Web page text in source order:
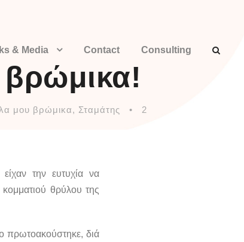
& Media Contact Consulting
μου βρώμικα, Σταμάτης • 2
την ευτυχία να
θρύλου της
πρωτοακούστηκε, διά